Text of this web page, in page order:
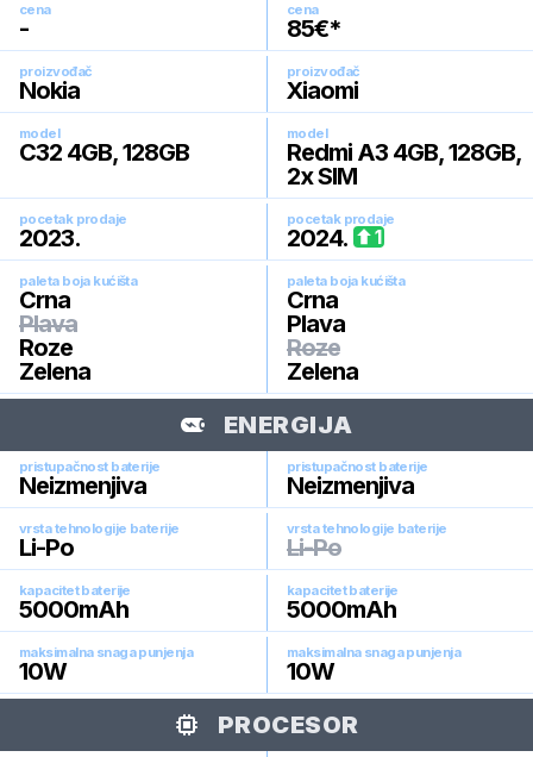
cena
-
cena
85€*
proizvođač
Nokia
proizvođač
Xiaomi
model
C32 4GB, 128GB
model
Redmi A3 4GB, 128GB,
2x SIM
pocetak prodaje
2023.
pocetak prodaje
2024. 1
paleta boja kućišta
Crna
Plava
Roze
Zelena
paleta boja kućišta
Crna
Plava
Roze
Zelena
ENERGIJA
pristupačnost baterije
Neizmenjiva
pristupačnost baterije
Neizmenjiva
vrsta tehnologije baterije
Li-Po
vrsta tehnologije baterije
Li-Po
kapacitet baterije
5000mAh
kapacitet baterije
5000mAh
maksimalna snaga punjenja
10W
maksimalna snaga punjenja
10W
PROCESOR